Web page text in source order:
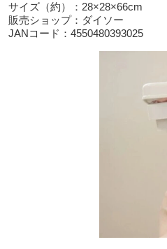
サイズ（約）：28×28×66cm
販売ショップ：ダイソー
JANコード：4550480393025